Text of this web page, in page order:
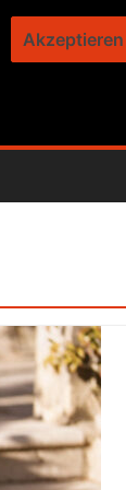
Akzeptieren